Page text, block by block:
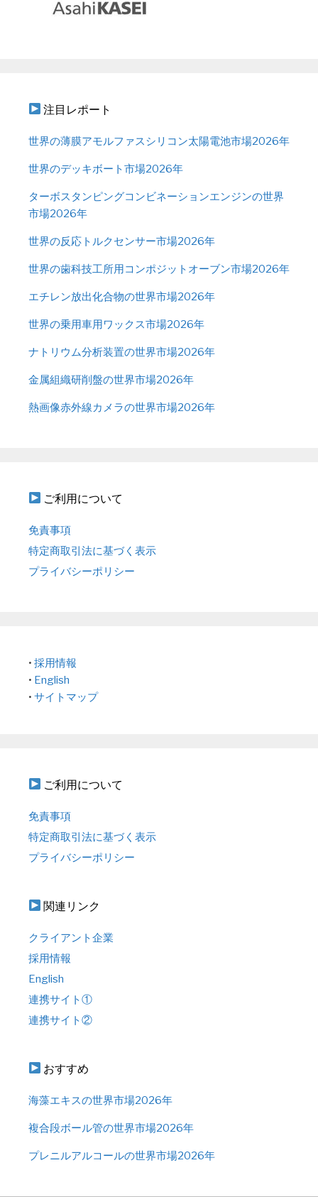
注目レポート
世界の薄膜アモルファスシリコン太陽電池市場2026年
世界のデッキボート市場2026年
ターボスタンピングコンビネーションエンジンの世界
市場2026年
世界の反応トルクセンサー市場2026年
世界の歯科技工所用コンポジットオーブン市場2026年
エチレン放出化合物の世界市場2026年
世界の乗用車用ワックス市場2026年
ナトリウム分析装置の世界市場2026年
金属組織研削盤の世界市場2026年
熱画像赤外線カメラの世界市場2026年
ご利用について
免責事項
特定商取引法に基づく表示
プライバシーポリシー
• 採用情報
• English
• サイトマップ
ご利用について
免責事項
特定商取引法に基づく表示
プライバシーポリシー
関連リンク
クライアント企業
採用情報
English
連携サイト①
連携サイト②
おすすめ
海藻エキスの世界市場2026年
複合段ボール管の世界市場2026年
プレニルアルコールの世界市場2026年